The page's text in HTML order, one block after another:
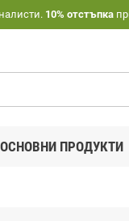
10% отстъпка
ОСНОВНИ ПРОДУКТИ